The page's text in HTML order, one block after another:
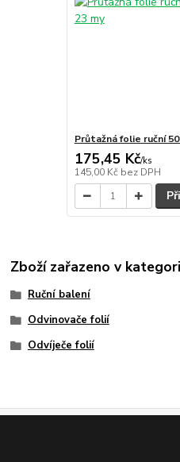
Průtažná folie ruční
175,45 Kč/ks
145,00 Kč bez DPH
Zboží zařazeno v
Ruční balení
Odvinovače folií
Odvíječe folií